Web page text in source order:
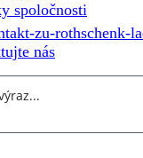
spoločnosti
nás